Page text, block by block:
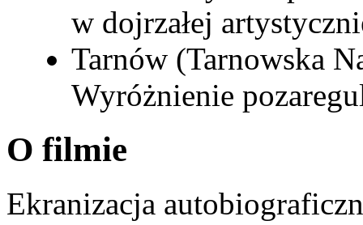
w dojrzałej
Tarnów (Tarnowska
Wyróżnienie
O filmie
Ekranizacja